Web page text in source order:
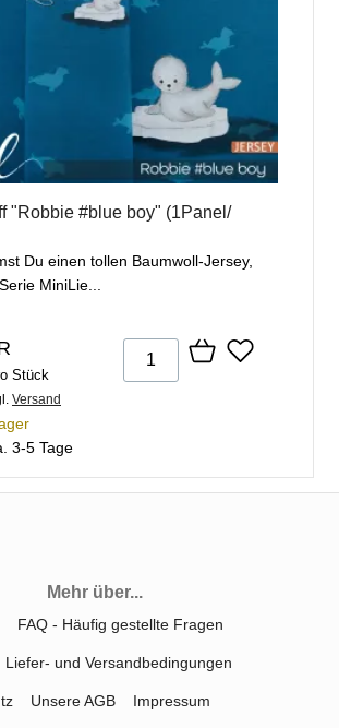
"Robbie #blue boy" (1Panel/
Du einen tollen Baumwoll-Jersey,
MiniLie...
Stück
Versand
3-5 Tage
Mehr über...
FAQ - Häufig gestellte Fragen
Liefer- und Versandbedingungen
Unsere AGB Impressum